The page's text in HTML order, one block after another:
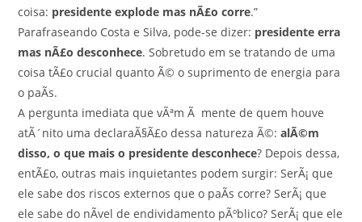
coisa: presidente explode mas nÃ£o corre.”
Parafraseando Costa e Silva, pode-se dizer: presidente erra
mas nÃ£o desconhece. Sobretudo em se tratando de uma
coisa tÃ£o crucial quanto Ã© o suprimento de energia para
o paÃ­s.
A pergunta imediata que vÃªm Ã mente de quem houve
atÃ´nito uma declaraÃ§Ã£o dessa natureza Ã©:alÃ©m
disso, o que mais o presidente desconhece? Depois dessa,
entÃ£o, outras mais inquietantes podem surgir: SerÃ¡ que
ele sabe dos riscos externos que o paÃ­s corre? SerÃ¡ que
ele sabe do nÃ­vel de endividamento pÃºblico? SerÃ¡ que ele